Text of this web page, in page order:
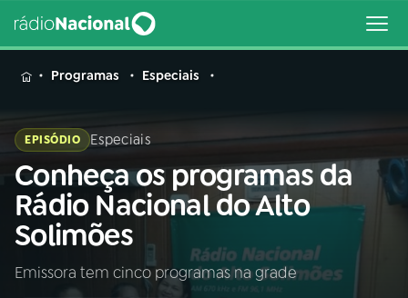
MENU
Buscar
na
Rádio
Nacional
Buscar
AO VIVO
Programas Especiais
EPISÓDIO Especiais
Conheça os programas da
Rádio Nacional do Alto
Solimões
Emissora tem cinco programas na grade